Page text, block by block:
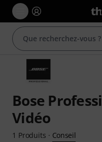
Bose
Vidéo
1 Produits · Conseil